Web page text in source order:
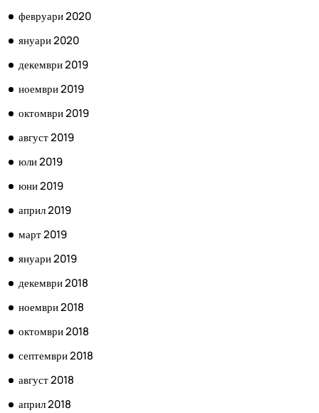
февруари 2020
януари 2020
декември 2019
ноември 2019
октомври 2019
август 2019
юли 2019
юни 2019
април 2019
март 2019
януари 2019
декември 2018
ноември 2018
октомври 2018
септември 2018
август 2018
април 2018